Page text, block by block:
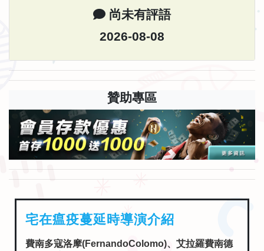
尚未有評語
2026-08-08
贊助專區
宅在瘟疫蔓延時導演介紹
費南多寇洛摩(FernandoColomo)、艾拉羅費南德